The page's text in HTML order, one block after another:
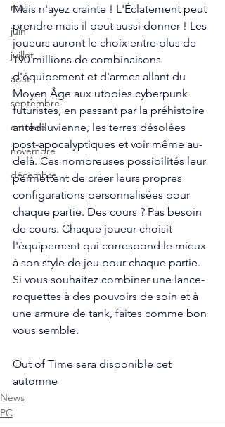
mai
juin
juillet
aout
septembre
octobre
novembre
décembre
Mais n'ayez crainte ! L'Éclatement peut
prendre mais il peut aussi donner ! Les
joueurs auront le choix entre plus de
190 millions de combinaisons
d'équipement et d'armes allant du
Moyen Âge aux utopies cyberpunk
futuristes, en passant par la préhistoire
antédiluvienne, les terres désolées
post-apocalyptiques et voir même au-
delà. Ces nombreuses possibilités leur
permettent de créer leurs propres
configurations personnalisées pour
chaque partie. Des cours ? Pas besoin
de cours. Chaque joueur choisit
l'équipement qui correspond le mieux
à son style de jeu pour chaque partie.
Si vous souhaitez combiner une lance-
roquettes à des pouvoirs de soin et à
une armure de tank, faites comme bon
vous semble.
Out of Time sera disponible cet
automne
News
PC